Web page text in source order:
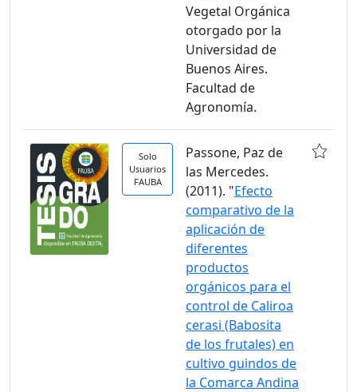
Vegetal Orgánica
otorgado por la
Universidad de
Buenos Aires.
Facultad de
Agronomía.
Solo
Usuarios
FAUBA
Passone, Paz de
las Mercedes.
(2011). "Efecto
comparativo de la
aplicación de
diferentes
productos
orgánicos para el
control de Caliroa
cerasi (Babosita
de los frutales) en
cultivo guindos de
la Comarca Andina